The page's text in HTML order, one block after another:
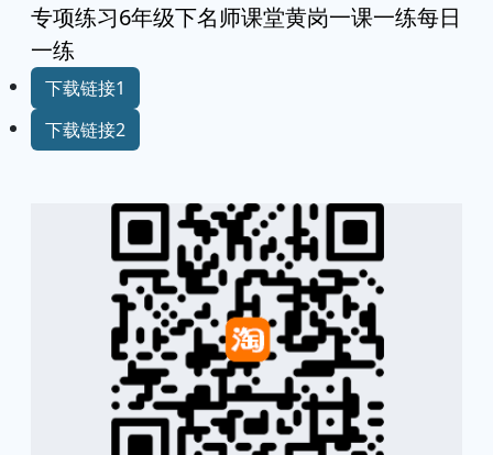
专项练习6年级下名师课堂黄岗一课一练每日
一练
下载链接1
下载链接2